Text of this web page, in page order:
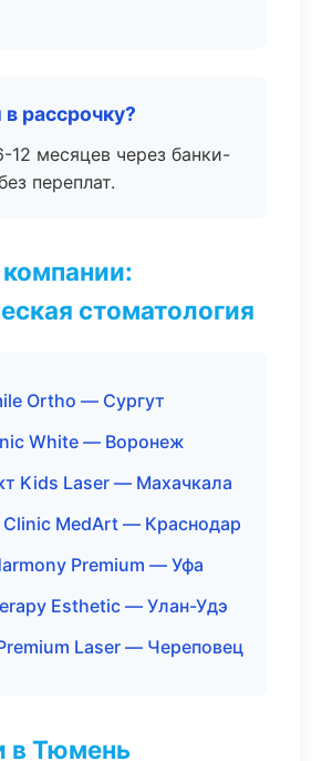
рассрочку?
12 месяцев через банки-
переплат.
стоматология
Ortho — Сургут
White — Воронеж
Kids Laser — Махачкала
MedArt — Краснодар
Premium — Уфа
Esthetic — Улан-Удэ
Laser — Череповец
в Тюмень